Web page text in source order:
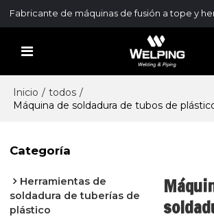
Fabricante de máquinas de fusión a tope y
Inicio / todos /
Máquina de soldadura de tubos de
Categoría
Herramientas de
soldadura de tuberías de
plástico